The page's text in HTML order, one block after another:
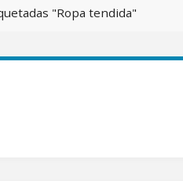
"Ropa tendida"